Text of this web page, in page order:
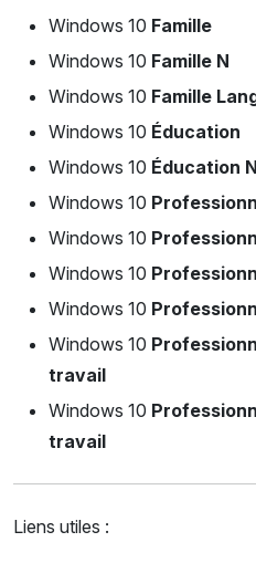
Windows 10 Famille
Windows 10 Famille N
Windows 10 Famille
Windows 10 Éducation
Windows 10 Éducation N
Windows 10
Windows 10
Windows 10
Windows 10
Windows 10
travail
Windows 10
travail
Liens utiles :